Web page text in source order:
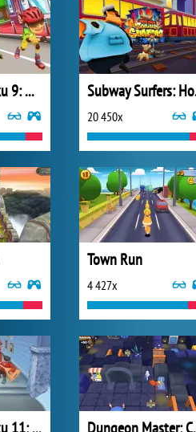
Babka na útěku 9: Miami
20 450x
Town Run
4 427x